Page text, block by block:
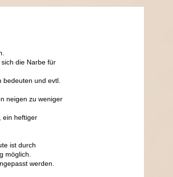
die Narbe für
und evtl.
neigen zu weniger
ein heftiger
ist durch
möglich.
werden.